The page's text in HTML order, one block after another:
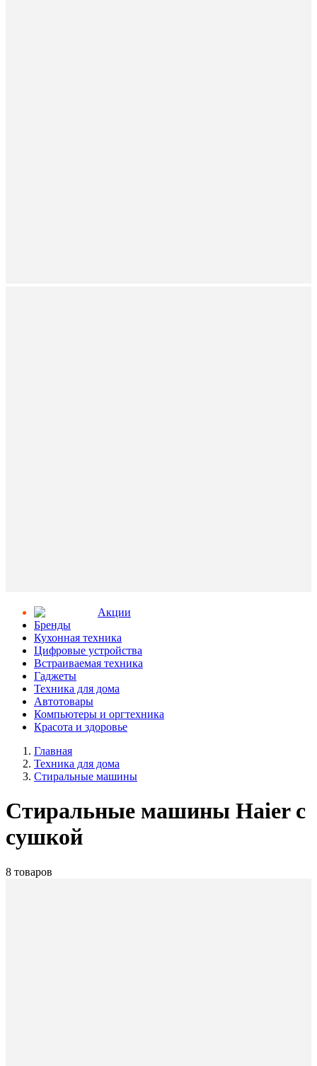
Aкции
Бренды
Кухонная техника
Цифровые устройства
Встраиваемая техника
Гаджеты
Техника для дома
Автотовары
Компьютеры и оргтехника
Красота и здоровье
Главная
Техника для дома
Стиральные машины
Стиральные машины Haier с
сушкой
8 товаров